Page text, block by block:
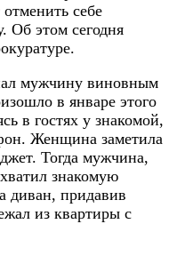
себе
Об этом сегодня
мужчину виновным
в январе этого
в гостях у знакомой,
Женщина заметила
Тогда мужчина,
знакомую
диван, придавив
из квартиры с